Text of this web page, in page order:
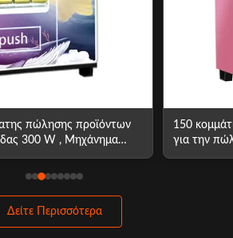
πώλησης προϊόντων
300 W , Μηχάνημα
150
για την
Δείτε Περισσότερα